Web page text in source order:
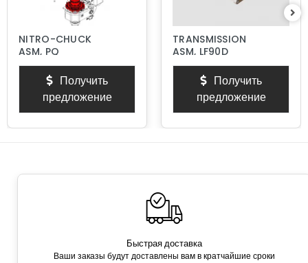
NITRO-CHUCK
ASM, PQ
Получить
предложение
TRANSMISSION
ASM, LF90D
Получить
предложение
Быстрая доставка
Ваши заказы будут доставлены вам в кратчайшие сроки